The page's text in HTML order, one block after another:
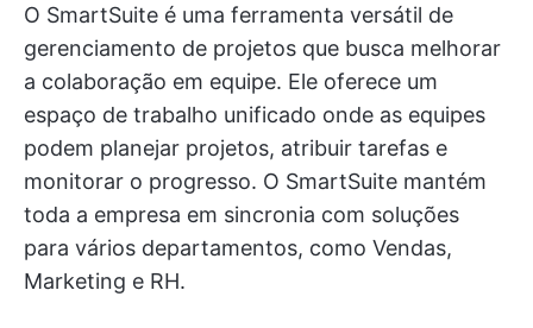
O SmartSuite é uma ferramenta versátil de
gerenciamento de projetos que busca melhorar
a colaboração em equipe. Ele oferece um
espaço de trabalho unificado onde as equipes
podem planejar projetos, atribuir tarefas e
monitorar o progresso. O SmartSuite mantém
toda a empresa em sincronia com soluções
para vários departamentos, como Vendas,
Marketing e RH.